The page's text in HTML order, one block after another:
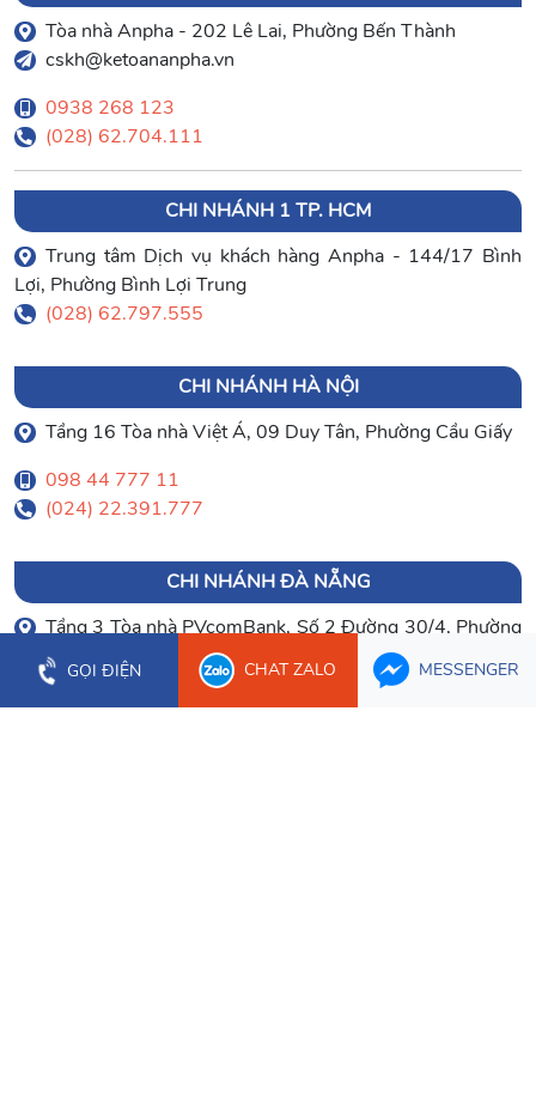
Tòa nhà Anpha - 202 Lê Lai, Phường Bến Thành
cskh@ketoananpha.vn
0938 268 123
(028) 62.704.111
CHI NHÁNH 1 TP. HCM
Trung tâm Dịch vụ khách hàng Anpha - 144/17 Bình
Lợi, Phường Bình Lợi Trung
(028) 62.797.555
CHI NHÁNH HÀ NỘI
Tầng 16 Tòa nhà Việt Á, 09 Duy Tân, Phường Cầu Giấy
098 44 777 11
(024) 22.391.777
CHI NHÁNH ĐÀ NẴNG
Tầng 3 Tòa nhà PVcomBank, Số 2 Đường 30/4, Phường
Hòa Cường
0903 003 779
GỌI ĐIỆN CHAT ZALO MESSENGER